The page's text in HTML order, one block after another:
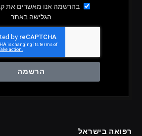
בהרשמה אנו מאשרים את
הגלישה באתר
הרשמה
רפואה בישראל